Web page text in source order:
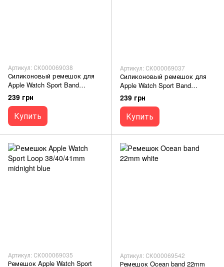
Артикул: СК000069038
Силиконовый ремешок для
Apple Watch Sport Band
42/44mm (S/M & M/L) 3pcs gray
239 грн
Купить
Артикул: СК000069037
Силиконовый ремешок для
Apple Watch Sport Band
42/44mm (S/M & M/L) 3pcs dark
stone
239 грн
Купить
Артикул: СК000069035
Ремешок Apple Watch Sport
Артикул: СК000069542
Ремешок Ocean band 22mm